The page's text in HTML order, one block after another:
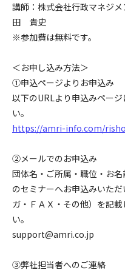
講師：株式会社行政マネジ
田 貴史
※参加費は無料です。
＜お申し込み方法＞
➀申込ページよりお申込み
以下のURLより申込みペー
い。
https://amri-info.com/
②メールでのお申込み
団体名・ご所属・職位・お
のセミナーへお申込みいた
ガ・ＦＡＸ・その他）を記
い。
support@amri.co.jp
③弊社担当者へのご連絡